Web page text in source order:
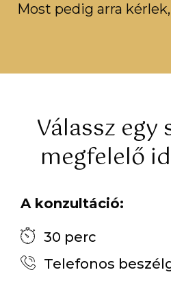
Most pedig arra
Válassz
megfelelő
A konzultáció:
30 perc
Telefonos